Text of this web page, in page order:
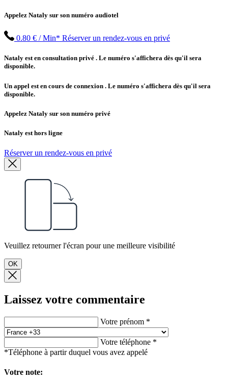
Appelez Nataly sur son numéro audiotel
0.80 € / Min* Réserver un rendez-vous en privé
Nataly est en consultation privé . Le numéro s'affichera dès qu'il sera
disponible.
Un appel est en cours de connexion . Le numéro s'affichera dès qu'il sera
disponible.
Appelez Nataly sur son numéro privé
Nataly est hors ligne
Réserver un rendez-vous en privé
Veuillez retourner l'écran pour une meilleure visibilité
OK
Laissez votre commentaire
Votre prénom *
Votre téléphone *
*Téléphone à partir duquel vous avez appelé
Votre note: